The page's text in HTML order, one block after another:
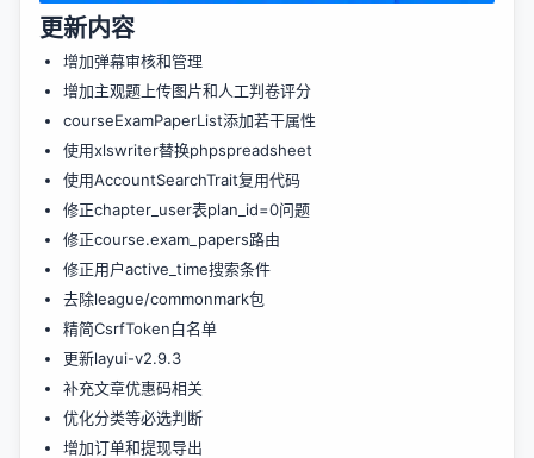
更新内容
增加弹幕审核和管理
增加主观题上传图片和人工判卷评分
courseExamPaperList添加若干属性
使用xlswriter替换phpspreadsheet
使用AccountSearchTrait复用代码
修正chapter_user表plan_id=0问题
修正course.exam_papers路由
修正用户active_time搜索条件
去除league/commonmark包
精简CsrfToken白名单
更新layui-v2.9.3
补充文章优惠码相关
优化分类等必选判断
增加订单和提现导出